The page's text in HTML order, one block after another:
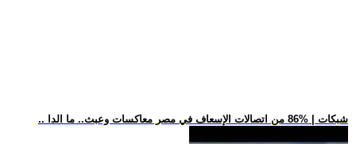
.. شبكات | %86 من اتصالات الإسعاف في مصر معاكسات وعبث.. ما الدا